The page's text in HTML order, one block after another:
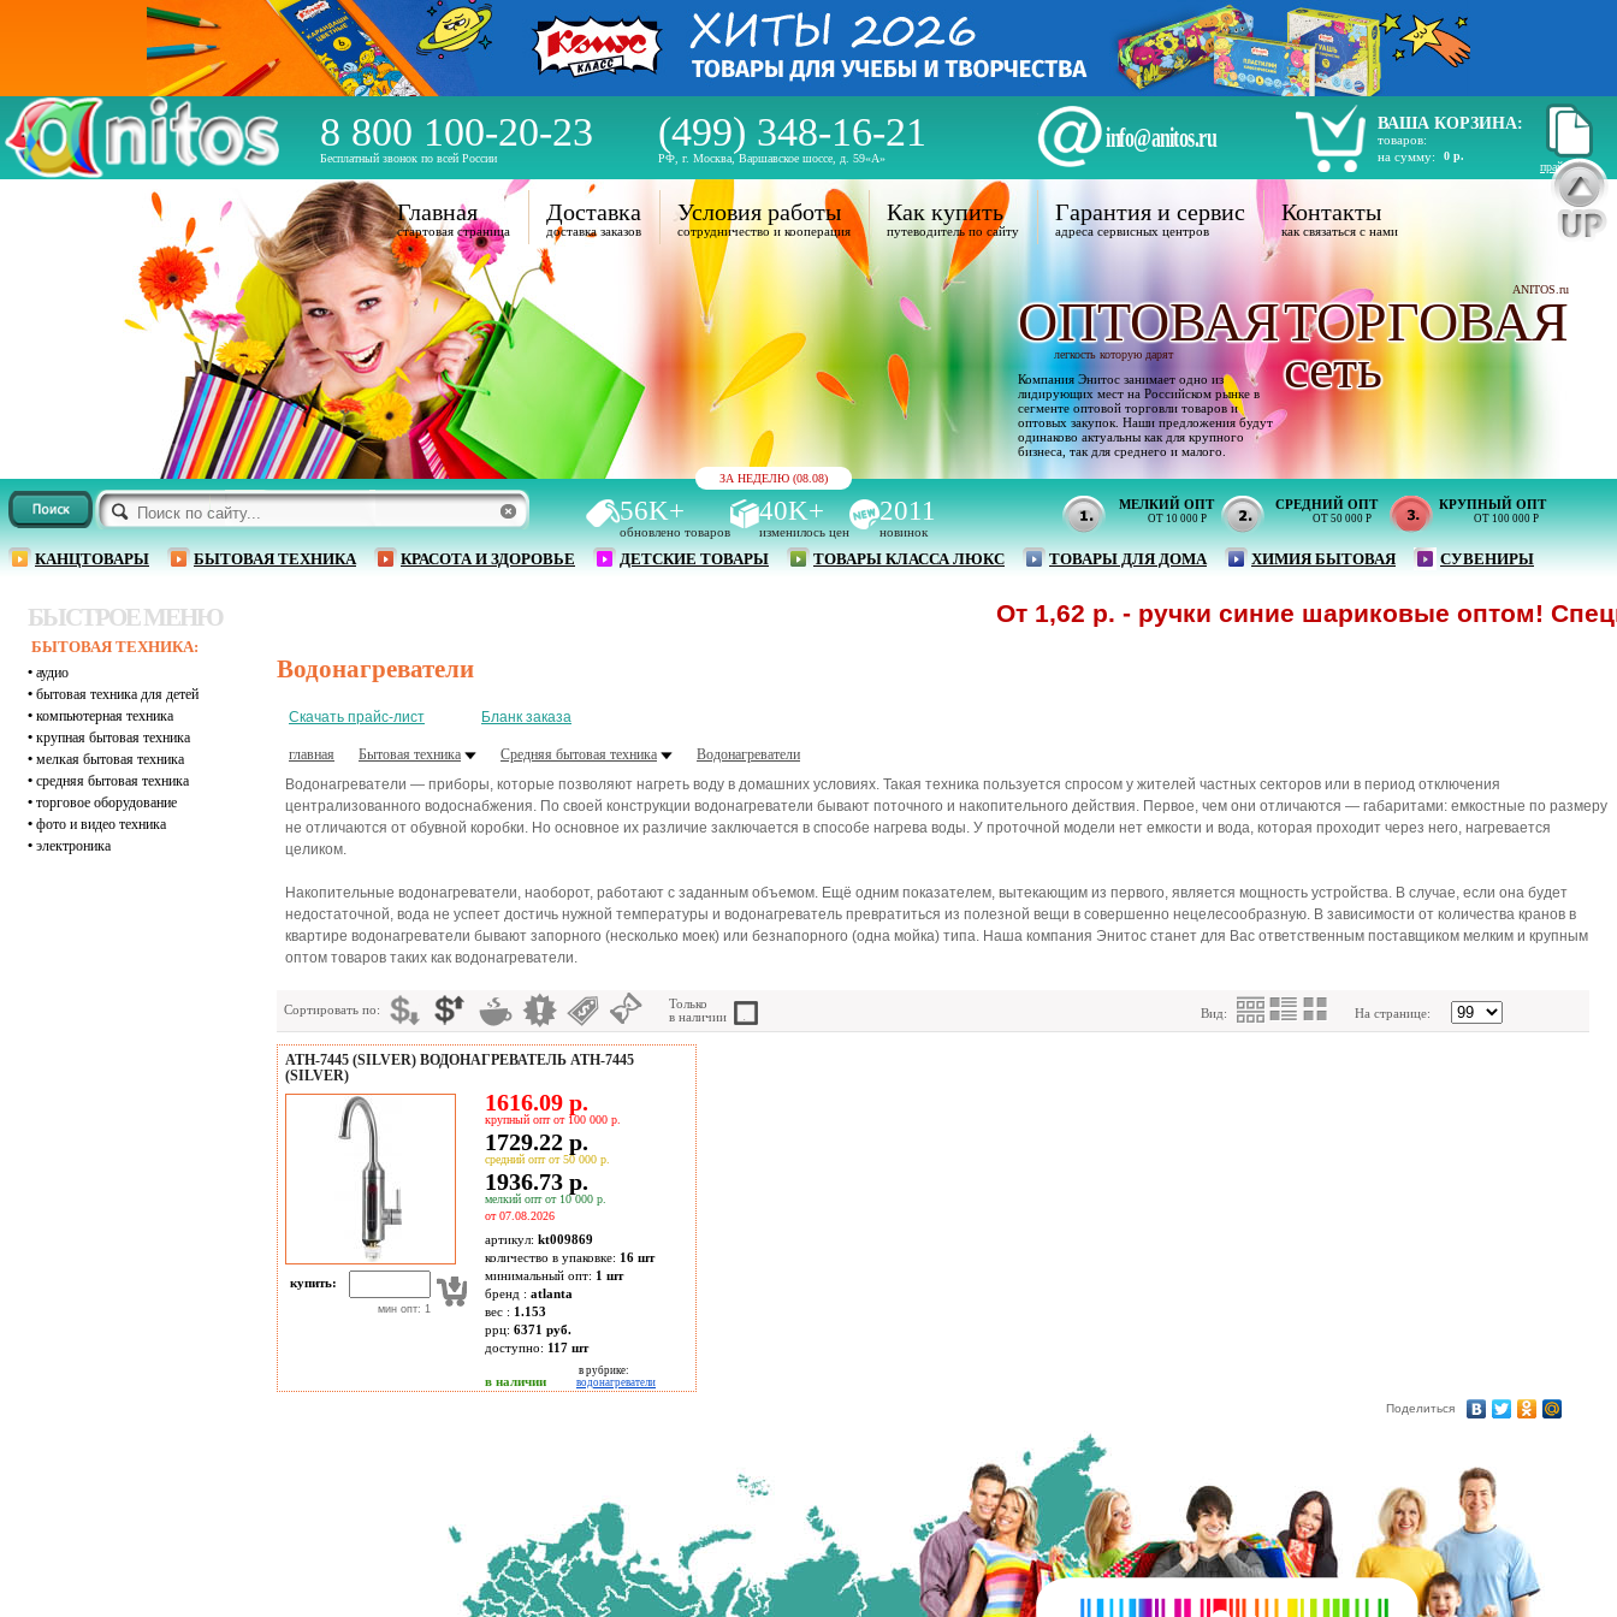
8 800 100-20-23
Бесплатный звонок по всей России
(499) 348-16-21
РФ, г. Москва, Варшавское шоссе, д. 59«А»
info@anitos.ru
ВАША КОРЗИНА:
товаров:
на сумму:
0 р.
прайс лист
ЗА НЕДЕЛЮ (08.08)
56K+
обновлено товаров
40K+
изменилось цен
2011
новинок
МЕЛКИЙ ОПТ
ОТ 10 000 Р
СРЕДНИЙ ОПТ
ОТ 50 000 Р
КРУПНЫЙ ОПТ
ОТ 100 000 Р
КАНЦТОВАРЫ БЫТОВАЯ ТЕХНИКА КРАСОТА И ЗДОРОВЬЕ ДЕТСКИЕ ТОВАРЫ ТОВАРЫ КЛАССА ЛЮКС ТОВАРЫ ДЛЯ ДОМА ХИМИЯ БЫТОВАЯ СУВЕНИРЫ
Главная
стартовая страница
Доставка
доставка заказов
Условия работы
сотрудничество и кооперация
Как купить
путеводитель по сайту
Гарантия и сервис
адреса сервисных центров
Контакты
как связаться с нами
ANITOS.ru
ОПТОВАЯТОРГОВАЯ
легкость которую дарят
Компания Энитос занимает одно из
лидирующих мест на Российском рынке в
сегменте оптовой торговли товаров и
оптовых закупок. Наши предложения будут
одинаково актуальны как для крупного
бизнеса, так для среднего и малого.
сеть
БЫСТРОЕ МЕНЮ
БЫТОВАЯ ТЕХНИКА:
• аудио
• бытовая техника для детей
• компьютерная техника
• крупная бытовая техника
• мелкая бытовая техника
• средняя бытовая техника
• торговое оборудование
• фото и видео техника
• электроника
От 1,62 р. - ручки синие шариковые оптом!
Водонагреватели
Скачать прайс-лист Бланк заказа
главная Бытовая техника Средняя бытовая техника
Водонагреватели
Водонагреватели — приборы, которые позволяют нагреть воду в домашних условиях. Такая техника пользуется спросом у жителей частных секторов или в период отключения
централизованного водоснабжения. По своей конструкции водонагреватели бывают поточного и накопительного действия. Первое, чем они отличаются — габаритами: емкостные по размеру
не отличаются от обувной коробки. Но основное их различие заключается в способе нагрева воды. У проточной модели нет емкости и вода, которая проходит через него, нагревается
целиком.
Накопительные водонагреватели, наоборот, работают с заданным объемом. Ещё одним показателем, вытекающим из первого, является мощность устройства. В случае, если она будет
недостаточной, вода не успеет достичь нужной температуры и водонагреватель превратиться из полезной вещи в совершенно нецелесообразную. В зависимости от количества кранов в
квартире водонагреватели бывают запорного (несколько моек) или безнапорного (одна мойка) типа. Наша компания Энитос станет для Вас ответственным поставщиком мелким и крупным
оптом товаров таких как водонагреватели.
Сортировать по:
Только
в наличии
Вид: На странице:
ATH-7445 (SILVER) ВОДОНАГРЕВАТЕЛЬ ATH-7445
(SILVER)
купить:
мин опт: 1
1616.09 р.
крупный опт от 100 000 р.
1729.22 р.
средний опт от 50 000 р.
1936.73 р.
мелкий опт от 10 000 р.
от 07.08.2026
артикул: kt009869
количество в упаковке: 16 шт
минимальный опт: 1 шт
бренд : atlanta
вес : 1.153
ррц: 6371 руб.
доступно: 117 шт
в наличии
в рубрике:
водонагреватели
Поделиться